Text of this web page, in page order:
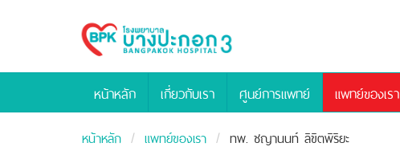
Bangpakok
Hospital
หน้าหลัก เกี่ยวกับเรา ศูนย์การแพทย์ แพทย์ของเรา
หน้าหลัก แพทย์ของเรา ทพ. ชญานนท์ ลิขิตพิริยะ